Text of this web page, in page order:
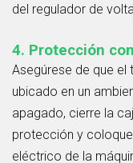
del regulador de
4. Protección
Asegúrese de que el
ubicado en un
apagado, cierre la
protección y
eléctrico de la